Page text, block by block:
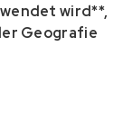
wird**,
Geografie